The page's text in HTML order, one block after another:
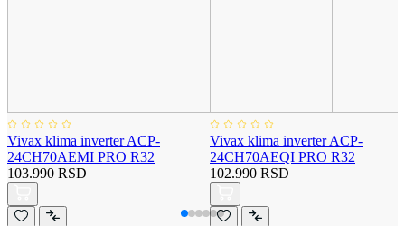
Vivax klima inverter ACP-
24CH70AEMI PRO R32
103.990 RSD
Vivax klima inverter ACP-
24CH70AEQI PRO R32
102.990 RSD